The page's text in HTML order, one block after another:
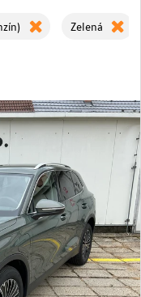
Zelená